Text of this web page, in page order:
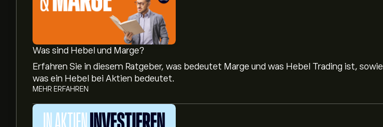
Was sind Hebel und Marge?
Erfahren Sie in diesem Ratgeber, was bedeutet Marge und was Hebel Trading ist, sowie
was ein Hebel bei Aktien bedeutet.
MEHR ERFAHREN